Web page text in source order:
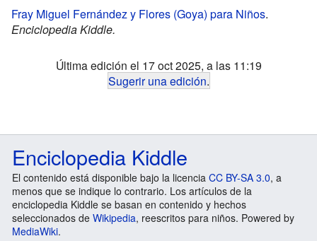
Fray Miguel Fernández y Flores (Goya) para Niños.
Enciclopedia Kiddle.
Última edición el 17 oct 2025, a las 11:19
Sugerir una edición.
Enciclopedia Kiddle
El contenido está disponible bajo la licencia CC BY-SA 3.0, a
menos que se indique lo contrario. Los artículos de la
enciclopedia Kiddle se basan en contenido y hechos
seleccionados de Wikipedia, reescritos para niños. Powered by
MediaWiki.